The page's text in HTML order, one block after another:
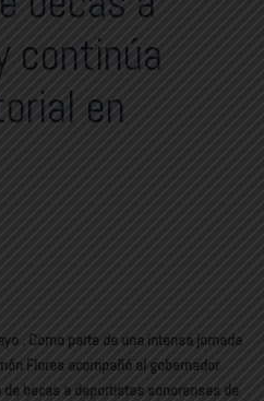
continúa
en
. Como parte de una intensa jornada
Flores acompañó al gobernador
becas a deportistas sonorenses de